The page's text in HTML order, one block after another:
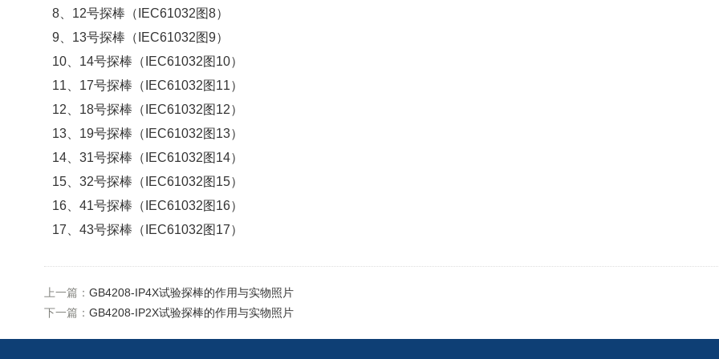
8、12号探棒（IEC61032图8）
9、13号探棒（IEC61032图9）
10、14号探棒（IEC61032图10）
11、17号探棒（IEC61032图11）
12、18号探棒（IEC61032图12）
13、19号探棒（IEC61032图13）
14、31号探棒（IEC61032图14）
15、32号探棒（IEC61032图15）
16、41号探棒（IEC61032图16）
17、43号探棒（IEC61032图17）
上一篇： GB4208-IP4X试验探棒的作用与实物照片
下一篇： GB4208-IP2X试验探棒的作用与实物照片